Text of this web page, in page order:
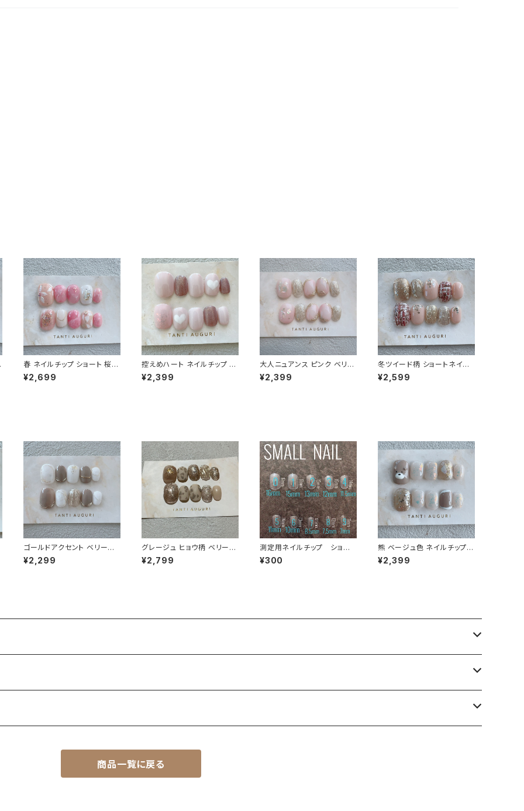
春 ネイルチップ ショート 桜
入学式 卒業式 サクラ ピンク
色 春色 春イベント用 短め 小
¥2,699
控えめハート ネイルチップ シ
ョート さりげない ラブブ はあ
とねいる 短め ガーリー 通販
¥2,399
大人ニュアンス ピンク ベリー
ショート ネイルチップ 万人受
け 鉄板デザイン 春夏秋冬 爪
¥2,399
冬ツイード柄 ショートネイル
チップ 編み編み 格子柄 セー
ター ニット ガーリー 女子力
¥2,599
ゴールドアクセント ベリーショ
ートネイルチップ 乳白色 お呼
ばれ 結婚式 シンプル 列席者
¥2,299
グレージュ ヒョウ柄 ベリーシ
ョート ネイルチップ 豹柄 アニ
マル セクシー 通販 販売店 売
¥2,799
測定用ネイルチップ ショート
タイプ
¥300
熊 ベージュ色 ネイルチップ
ショート 通販サイト クマたん
くまちゃん ベアー キャラネイ
¥2,399
商品一覧に戻る